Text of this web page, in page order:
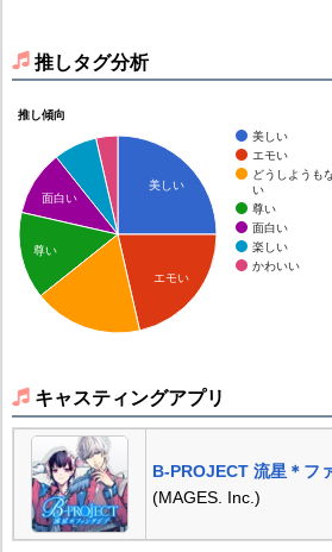
推しタグ分析
推し傾向
美しい
エモい
どうしようも
い
尊い
面白い
楽しい
かわいい
美しい
エモい
面白い
尊い
キャスティングアプリ
B-PROJECT 流星＊フ
(MAGES. Inc.)